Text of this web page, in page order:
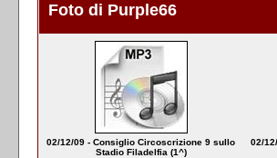
Foto di Purple66
02/12/09 - Consiglio Circoscrizione 9 sullo
Stadio Filadelfia (1^)
02/